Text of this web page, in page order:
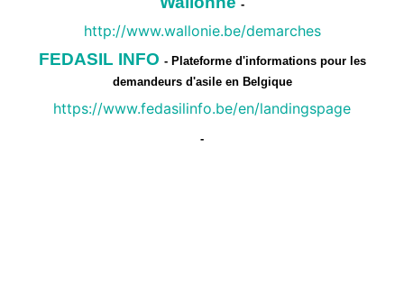
-
http://www.wallonie.be/demarches
FEDASIL INFO - Plateforme d'informations pour les
demandeurs d'asile en Belgique
https://www.fedasilinfo.be/en/landingspage
-